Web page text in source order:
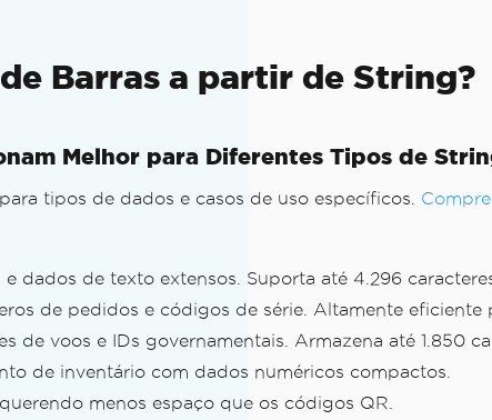
Barras a partir de String?
Melhor para Diferentes Tipos de
tipos de dados e casos de uso específicos.
dados de texto extensos. Suporta até 4.296
de pedidos e códigos de série. Altamente eficiente
de voos e IDs governamentais. Armazena até 1.850
de inventário com dados numéricos compactos.
menos espaço que os códigos QR.